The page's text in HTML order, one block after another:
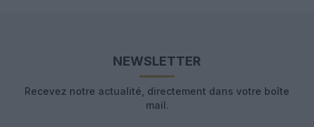
NEWSLETTER
Recevez notre actualité, directement dans votre boîte
mail.